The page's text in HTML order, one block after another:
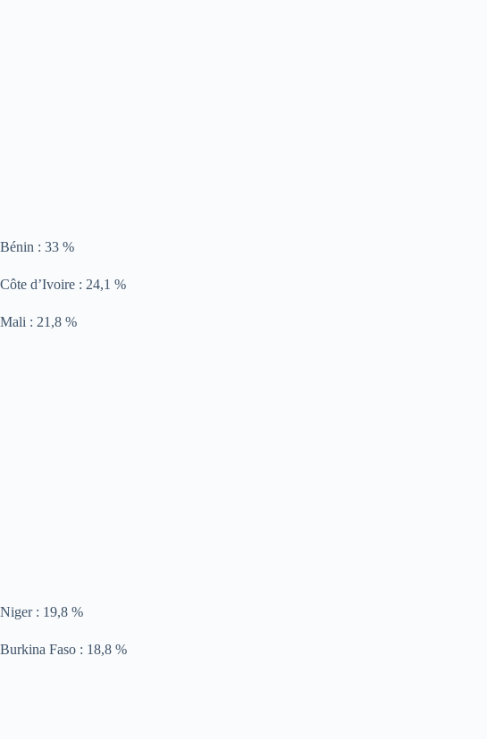
Bénin : 33 %
Côte d’Ivoire : 24,1 %
Mali : 21,8 %
Niger : 19,8 %
Burkina Faso : 18,8 %